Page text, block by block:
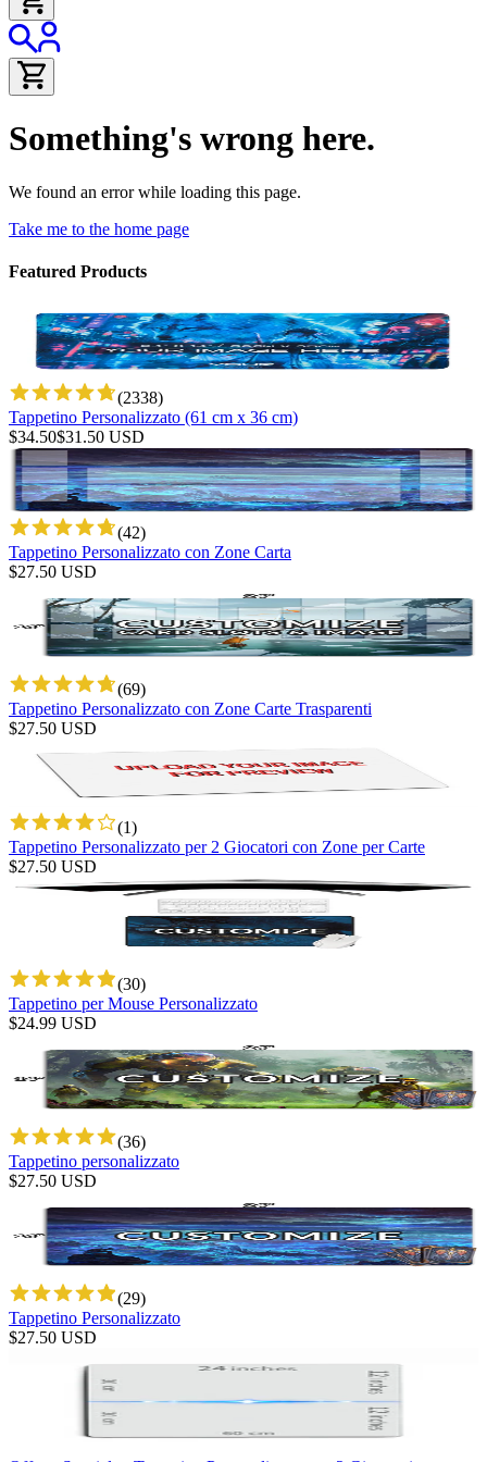
Something's wrong here.
We found an error while loading this page.
Take me to the home page
Featured Products
(2338)
Tappetino Personalizzato (61 cm x 36 cm)
$34.50$31.50 USD
(42)
Tappetino Personalizzato con Zone Carta
$27.50 USD
(69)
Tappetino Personalizzato con Zone Carte Trasparenti
$27.50 USD
(1)
Tappetino Personalizzato per 2 Giocatori con Zone per Carte
$27.50 USD
(30)
Tappetino per Mouse Personalizzato
$24.99 USD
(36)
Tappetino personalizzato
$27.50 USD
(29)
Tappetino Personalizzato
$27.50 USD